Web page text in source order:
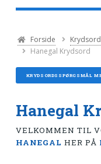
Forside
Hanegal Krydsord
KRYDSORDSSPØRGSMÅL
Hanegal
VELKOMMEN TIL
HANEGAL HER PÅ